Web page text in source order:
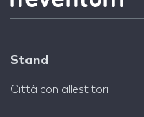
Stand
Città con allestitori